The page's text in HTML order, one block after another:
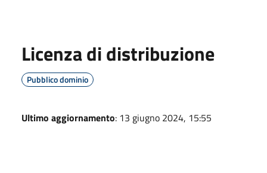
Licenza di distribuzione
Pubblico dominio
Ultimo aggiornamento: 13 giugno 2024, 15:55